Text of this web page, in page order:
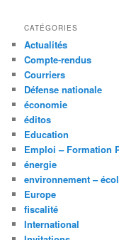
CATÉGORIES
Actualités
Compte-rendus
Courriers
Défense nationale
économie
éditos
Education
Emploi – Formation
énergie
environnement –
Europe
fiscalité
International